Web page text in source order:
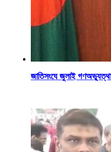
জাতিসংঘে জুলাই